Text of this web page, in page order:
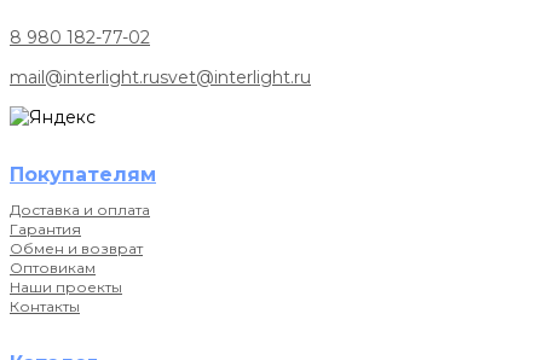
8 980 182-77-02
mail@interlight.rusvet@interlight.ru
Покупателям
Доставка и оплата
Гарантия
Обмен и возврат
Оптовикам
Наши проекты
Контакты